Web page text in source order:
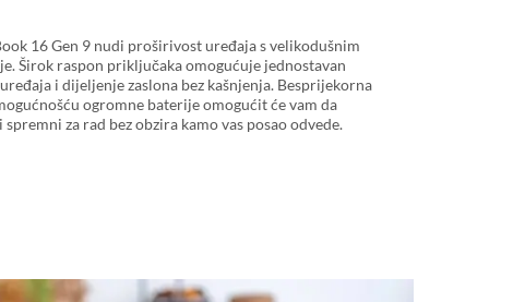
16 Gen 9 nudi proširivost uređaja s velikodušnim
Širok raspon priključaka omogućuje jednostavan
i dijeljenje zaslona bez kašnjenja. Besprijekorna
ogromne baterije omogućit će vam da
za rad bez obzira kamo vas posao odvede.